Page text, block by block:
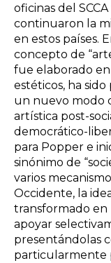
oficinas del
continuaron la
en estos países.
concepto de
fue elaborado
estéticos, ha
un nuevo modo
artística post-
democrático-
para Popper e
sinónimo de
varios
Occidente, la
transformado
apoyar
presentándolas
particularmente